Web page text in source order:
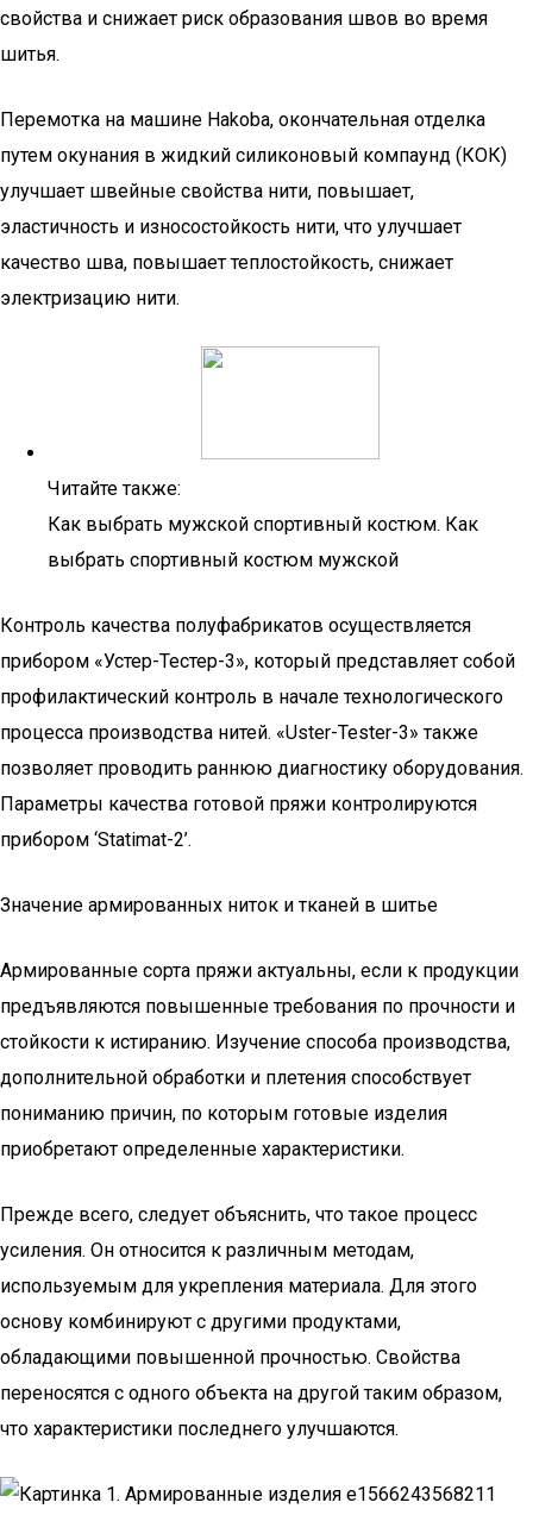
свойства и снижает риск образования швов во время
шитья.
Перемотка на машине Hakoba, окончательная отделка
путем окунания в жидкий силиконовый компаунд (КОК)
улучшает швейные свойства нити, повышает,
эластичность и износостойкость нити, что улучшает
качество шва, повышает теплостойкость, снижает
электризацию нити.
Читайте также:
Как выбрать мужской спортивный костюм. Как
выбрать спортивный костюм мужской
Контроль качества полуфабрикатов осуществляется
прибором «Устер-Тестер-3», который представляет собой
профилактический контроль в начале технологического
процесса производства нитей. «Uster-Tester-3» также
позволяет проводить раннюю диагностику оборудования.
Параметры качества готовой пряжи контролируются
прибором ‘Statimat-2’.
Значение армированных ниток и тканей в шитье
Армированные сорта пряжи актуальны, если к продукции
предъявляются повышенные требования по прочности и
стойкости к истиранию. Изучение способа производства,
дополнительной обработки и плетения способствует
пониманию причин, по которым готовые изделия
приобретают определенные характеристики.
Прежде всего, следует объяснить, что такое процесс
усиления. Он относится к различным методам,
используемым для укрепления материала. Для этого
основу комбинируют с другими продуктами,
обладающими повышенной прочностью. Свойства
переносятся с одного объекта на другой таким образом,
что характеристики последнего улучшаются.